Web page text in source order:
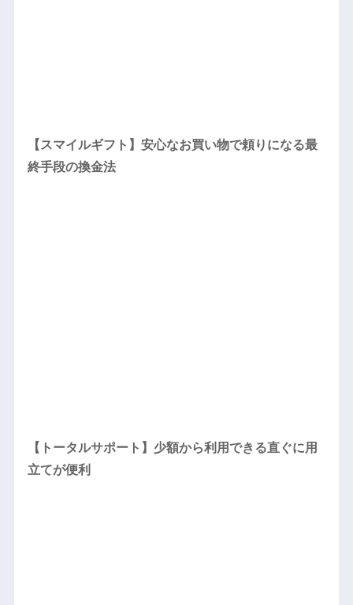
【スマイルギフト】安心なお買い物で頼りになる最
終手段の換金法
【トータルサポート】少額から利用できる直ぐに用
立てが便利